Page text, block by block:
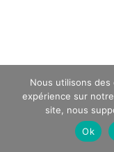
Nous utilisons des
expérience sur
site, nous
Ok